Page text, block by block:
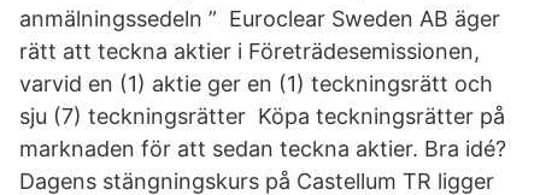
anmälningssedeln ” Euroclear Sweden AB äger
rätt att teckna aktier i Företrädesemissionen,
varvid en (1) aktie ger en (1) teckningsrätt och
sju (7) teckningsrätter Köpa teckningsrätter på
marknaden för att sedan teckna aktier. Bra idé?
Dagens stängningskurs på Castellum TR ligger